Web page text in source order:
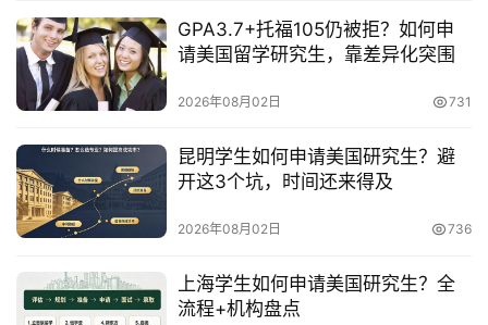
GPA3.7+托福105仍被拒？如何申
请美国留学研究生，靠差异化突围
2026年08月02日 731
昆明学生如何申请美国研究生？避
开这3个坑，时间还来得及
2026年08月02日 736
上海学生如何申请美国研究生？全
流程+机构盘点